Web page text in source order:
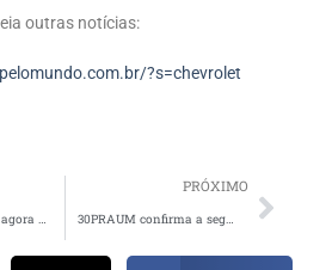
outras notícias:
?s=chevrolet
“O que já era bom, agora ficou doce!” é a nova campanha do Rap10 chocolate, criada pela fri.to
PRÓXIMO
30PRAUM confirma a segunda edição do Plantão Festival